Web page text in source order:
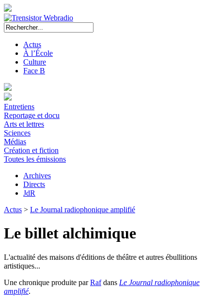
Actus
À l’École
Culture
Face B
Entretiens
Reportage et docu
Arts et lettres
Sciences
Médias
Création et fiction
Toutes les émissions
Archives
Directs
JdR
Actus > Le Journal radiophonique amplifié
Le billet alchimique
L'actualité des maisons d'éditions de théâtre et autres ébullitions
artistiques...
Une chronique produite parRafdans Le Journal radiophonique
amplifié.